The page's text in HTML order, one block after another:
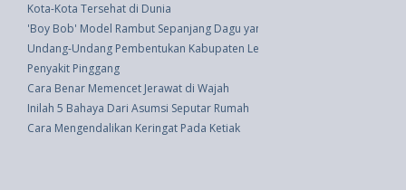
Kota-Kota Tersehat di Dunia
'Boy Bob' Model Rambut Sepanjang Dagu yang Terbaru
Undang-Undang Pembentukan Kabupaten Lebong Dan Kabupaten
Penyakit Pinggang
Cara Benar Memencet Jerawat di Wajah
Inilah 5 Bahaya Dari Asumsi Seputar Rumah
Cara Mengendalikan Keringat Pada Ketiak